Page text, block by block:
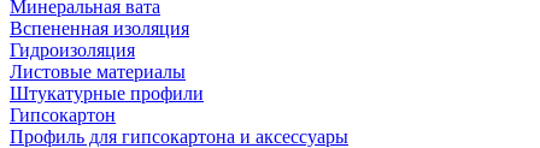
Минеральная вата
Вспененная изоляция
Гидроизоляция
Листовые материалы
Штукатурные профили
Гипсокартон
Профиль для гипсокартона и аксессуары